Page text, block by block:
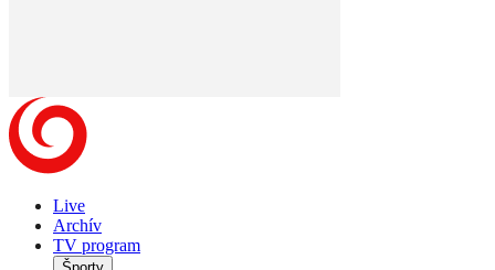
Live
Archív
TV program